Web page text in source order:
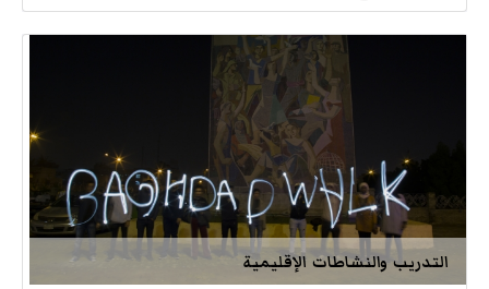
التدريب والنشاطات الإقليمية